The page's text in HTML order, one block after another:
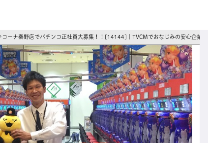
コーナ秦野店でパチンコ正社員大募集！！[14144]｜TVCMでおなじみの安心企業